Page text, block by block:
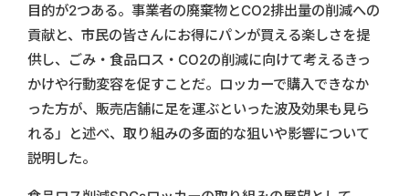
目的が2つある。事業者の廃棄物とCO2排出量の削減への
貢献と、市民の皆さんにお得にパンが買える楽しさを提
供し、ごみ・食品ロス・CO2の削減に向けて考えるきっ
かけや行動変容を促すことだ。ロッカーで購入できなか
った方が、販売店舗に足を運ぶといった波及効果も見ら
れる」と述べ、取り組みの多面的な狙いや影響について
説明した。